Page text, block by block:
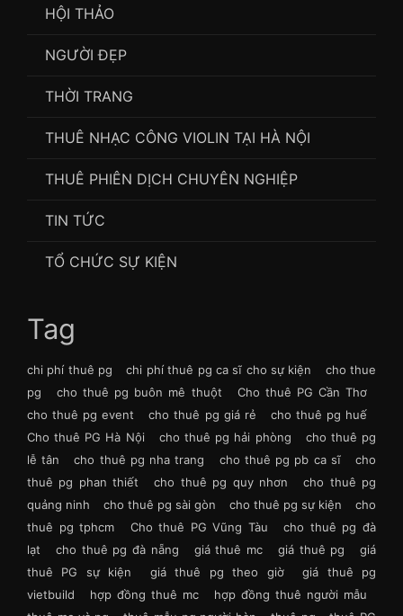
HỘI THẢO
NGƯỜI ĐẸP
THỜI TRANG
THUÊ NHẠC CÔNG VIOLIN TẠI HÀ NỘI
THUÊ PHIÊN DỊCH CHUYÊN NGHIỆP
TIN TỨC
TỔ CHỨC SỰ KIỆN
Tag
chi phí thuê pg chi phí thuê pg ca sĩ cho sự kiện
cho thue
pg
cho thuê pg buôn mê thuột
Cho thuê PG Cần Thơ
cho thuê pg event
cho thuê pg giá rẻ
cho thuê pg huế
Cho thuê PG Hà Nội
cho thuê pg hải phòng
cho thuê pg
lễ tân
cho thuê pg nha trang cho thuê pg pb ca sĩ
cho
thuê pg phan thiết
cho thuê pg quy nhơn
cho thuê pg
quảng ninh
cho thuê pg sài gòn cho thuê pg sự kiện
cho
thuê pg tphcm
Cho thuê PG Vũng Tàu
cho thuê pg đà
lạt
cho thuê pg đà nẵng giá thuê mc giá thuê pg
giá
thuê PG sự kiện
giá thuê pg theo giờ
giá thuê pg
vietbuild
hợp đồng thuê mc
hợp đồng thuê người mẫu